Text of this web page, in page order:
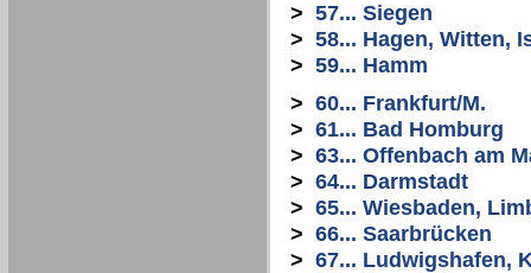
> 57... Siegen
> 58... Hagen, Witten,
> 59... Hamm
> 60... Frankfurt/M.
> 61... Bad Homburg
> 63... Offenbach am
> 64... Darmstadt
> 65... Wiesbaden,
> 66... Saarbrücken
> 67... Ludwigshafen,